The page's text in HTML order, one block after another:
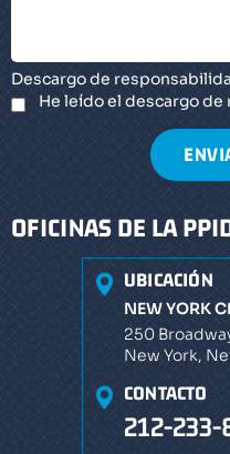
OFICINAS DE LA
UBICACIÓN
NEW YORK
250
New York,
CONTACTO
212-
Descargo de
He leído el descargo